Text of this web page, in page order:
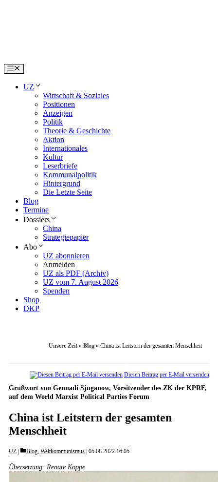
Menu
UZ
Wirtschaft & Soziales
Positionen
Anzeigen
Politik
Theorie & Geschichte
Aktion
Internationales
Kultur
Leserbriefe
Kommunalpolitik
Hintergrund
Die Letzte Seite
Blog
Termine
Dossiers
China
Strategiepapier
Abo
UZ abonnieren
Anmelden
UZ als PDF (Archiv)
UZ vom 7. August 2026
Spenden
Shop
DKP
Unsere Zeit » Blog » China ist Leitstern der gesamten Menschheit
Diesen Beitrag per E-Mail versenden
Grußwort von Gennadi Sjuganow, Vorsitzender des ZK der KPRF,
auf dem World Marxist Political Parties Forum
China ist Leitstern der gesamten
Menschheit
UZ Categories
Blog, Weltkommunismus 05.08.2022 16:05
Übersetzung: Renate Koppe